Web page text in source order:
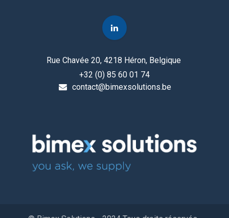
Rue Chavée 20, 4218 Héron, Belgique
+32 (0) 85 60 01 74
contact@bimexsolutions.be